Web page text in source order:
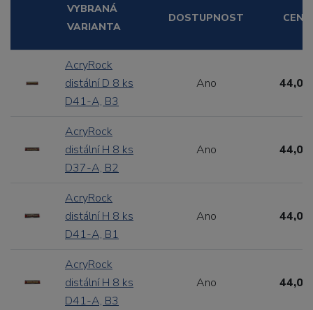
VYBRANÁ
VARIANTA
DOSTUPNOST CENA
AcryRock
distální D 8 ks
D41-A, B3
Ano 44,00
AcryRock
distální H 8 ks
D37-A, B2
Ano 44,00
AcryRock
distální H 8 ks
D41-A, B1
Ano 44,00
AcryRock
distální H 8 ks
D41-A, B3
Ano 44,00